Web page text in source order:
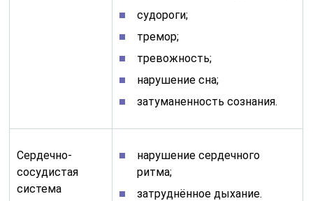
судороги;
тремор;
тревожность;
нарушение сна;
затуманенность сознания.
Сердечно-
сосудистая
система
нарушение сердечного
ритма;
затруднённое дыхание.